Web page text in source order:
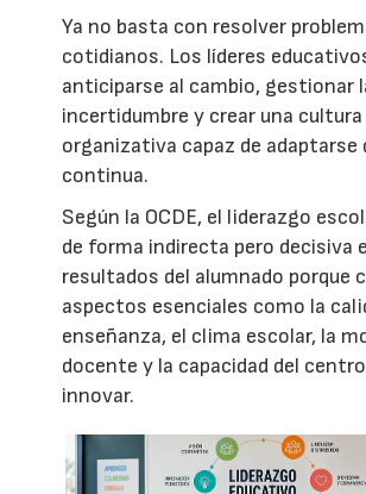
Ya no basta con resolver
cotidianos. Los líderes
anticiparse al cambio, gestionar
incertidumbre y crear una cultura
organizativa capaz de adaptarse
continua.
Según la OCDE, el liderazgo
de forma indirecta pero decisiva
resultados del alumnado porque
aspectos esenciales como la
enseñanza, el clima escolar, la
docente y la capacidad del
innovar.